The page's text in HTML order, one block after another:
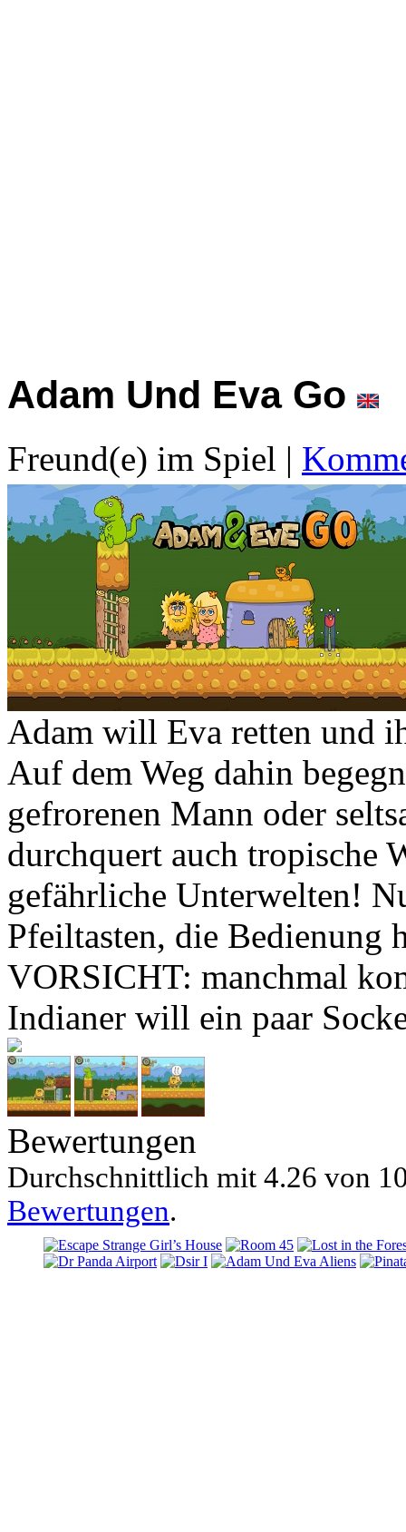
Adam Und Eva Go
Freund(e) im Spiel |
Adam will Eva retten und
Auf dem Weg dahin
gefrorenen Mann oder
durchquert auch tropische
gefährliche Unterwelten!
Pfeiltasten, die Bedienung
VORSICHT: manchmal
Indianer will ein paar
Bewertungen
Durchschnittlich mit 4.26 von
Bewertungen.